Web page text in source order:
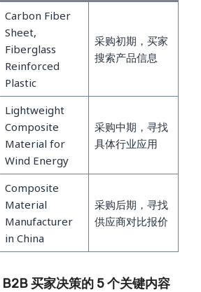
Carbon Fiber
Sheet,
Fiberglass
Reinforced
Plastic
采购初期，买家
搜索产品信息
Lightweight
Composite
Material for
Wind Energy
采购中期，寻找
具体行业应用
Composite
Material
Manufacturer
in China
采购后期，寻找
供应商对比报价
买家决策的 5 个关键内容